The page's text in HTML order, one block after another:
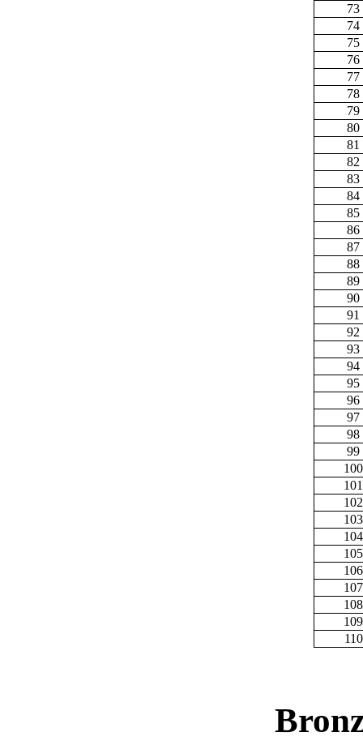
73
74
75
76
77
78
79
80
81
82
83
84
85
86
87
88
89
90
91
92
93
94
95
96
97
98
99
100
101
102
103
104
105
106
107
108
109
110